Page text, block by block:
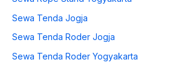
Sewa Tenda Jogja
Sewa Tenda Roder Jogja
Sewa Tenda Roder Yogyakarta